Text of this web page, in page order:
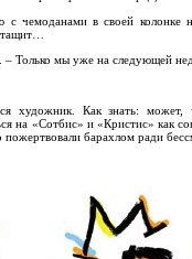
чемоданами в своей колонке
Только мы уже на следующей
художник. Как знать: может,
на «Сотбис» и «Кристис» как
барахлом ради